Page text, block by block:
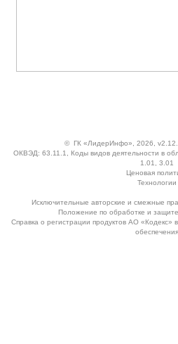
© ГК «ЛидерИнфо» , 2026,
ОКВЭД: 63.11.1, Коды видов деятельности в
1.01, 3.01
Ценовая
Технологии
Исключительные авторские и смежные
Положение по обработке и
Справка о регистрации продуктов АО «Кодекс»
обеспечения